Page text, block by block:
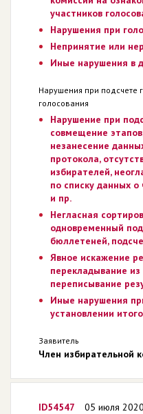
участников
Нарушения при
Непринятие или
Иные нарушения в
Нарушения при подсчете
голосования
Нарушение при
совмещение
незанесение
протокола,
избирателей,
по списку данных о
и пр.
Негласная
одновременный
бюллетеней,
Явное искажение
перекладывание из
переписывание
Иные нарушения
установлении
Заявитель
Член избирательной
ID54547 05 июля